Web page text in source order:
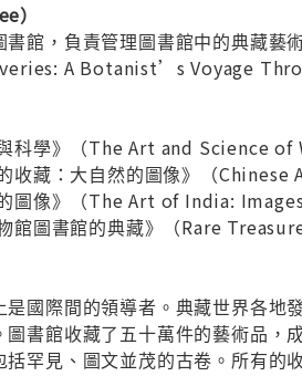
）
館，負責管理圖書館中的典藏
A Botanist’s Voyage
科學》（The Art and Science of
收藏：大自然的圖像》（
圖像》（The Art of India:
館圖書館的典藏》（Rare
國際間的領導者。典藏世界各
書館收藏了五十萬件的藝術品，
罕見、圖文並茂的古卷。所有